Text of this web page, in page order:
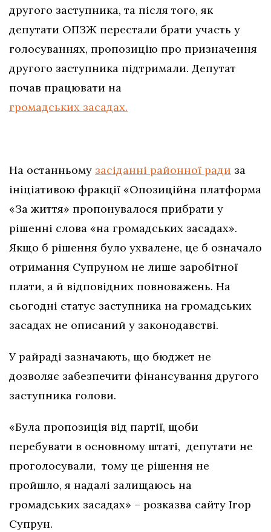
другого заступника, та після того, як
депутати ОПЗЖ перестали брати участь у
голосуваннях, пропозицію про призначення
другого заступника підтримали. Депутат
почав працювати на
громадських засадах.
На останньому засіданні районної ради за
ініціативою фракції «Опозиційна платформа
«За життя» пропонувалося прибрати у
рішенні слова «на громадських засадах».
Якщо б рішення було ухвалене, це б означало
отримання Супруном не лише заробітної
плати, а й відповідних повноважень. На
сьогодні статус заступника на громадських
засадах не описаний у законодавстві.
У райраді зазначають, що бюджет не
дозволяє забезпечити фінансування другого
заступника голови.
«Була пропозиція від партії, щоби
перебувати в основному штаті, депутати не
проголосували, тому це рішення не
пройшло, я надалі залищаюсь на
громадських засадах» – розказва сайту Ігор
Супрун.